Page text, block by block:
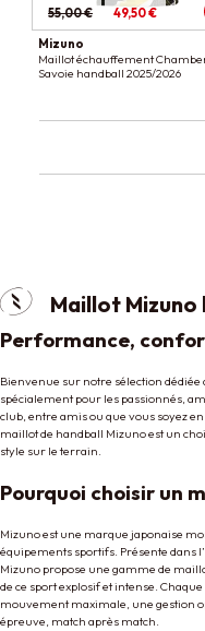
55,00 € 49,50 €
Mizuno
Maillot échauffement
Savoie handball 2025/2026
Maillot Mizuno
Performance,
Bienvenue sur notre sélection
spécialement pour les passionnés,
club, entre amis ou que vous soyez
maillot de handball Mizuno est un
style sur le terrain.
Pourquoi choisir un
Mizuno est une marque japonaise
équipements sportifs. Présente dans
Mizuno propose une gamme de
de ce sport explosif et intense.
mouvement maximale, une gestion
épreuve, match après match.